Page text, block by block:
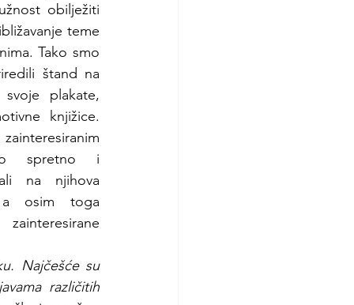
obilježiti
teme
Tako smo
štand na
plakate,
knjižice.
spretno i
na njihova
a osim toga
Najčešće su
različitih